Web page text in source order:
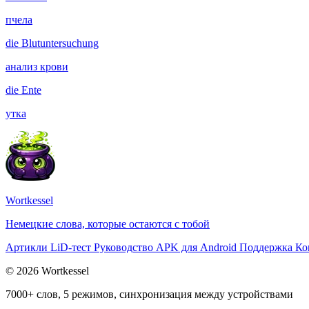
пчела
die Blutuntersuchung
анализ крови
die Ente
утка
Wortkessel
Немецкие слова, которые остаются с тобой
Артикли LiD-тест Руководство APK для Android Поддержка
© 2026 Wortkessel
7000+ слов, 5 режимов, синхронизация между устройствами